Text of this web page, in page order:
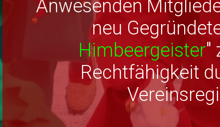
Anwesenden
neu
Himbeergeister"
Rechtfähigkeit